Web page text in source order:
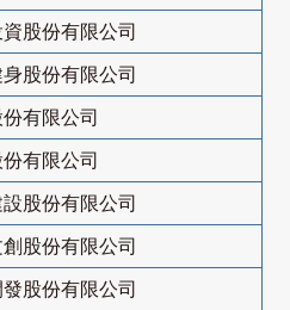
股份有限公司
股份有限公司
有限公司
有限公司
股份有限公司
股份有限公司
股份有限公司